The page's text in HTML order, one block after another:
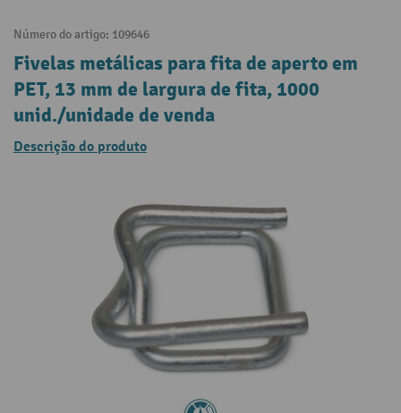
Número do artigo: 109646
Fivelas metálicas para fita de aperto em
PET, 13 mm de largura de fita, 1000
unid./unidade de venda
Descrição do produto